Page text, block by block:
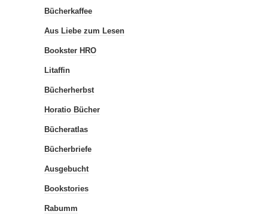
Bücherkaffee
Aus Liebe zum Lesen
Bookster HRO
Litaffin
Bücherherbst
Horatio Bücher
Bücheratlas
Bücherbriefe
Ausgebucht
Bookstories
Rabumm